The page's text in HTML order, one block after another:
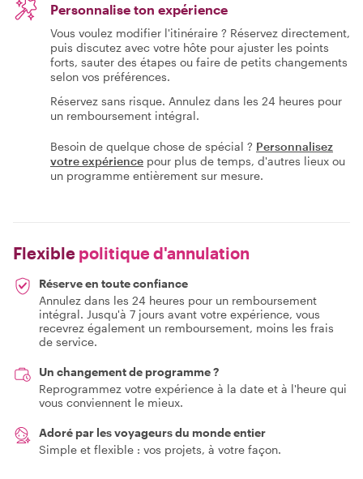
Personnalise ton expérience
Vous voulez modifier l'itinéraire ? Réservez directement,
puis discutez avec votre hôte pour ajuster les points
forts, sauter des étapes ou faire de petits changements
selon vos préférences.
Réservez sans risque. Annulez dans les 24 heures pour
un remboursement intégral.
Besoin de quelque chose de spécial ? Personnalisez
votre expérience pour plus de temps, d'autres lieux ou
un programme entièrement sur mesure.
Flexible politique d'annulation
Réserve en toute confiance
Annulez dans les 24 heures pour un remboursement
intégral. Jusqu'à 7 jours avant votre expérience, vous
recevrez également un remboursement, moins les frais
de service.
Un changement de programme ?
Reprogrammez votre expérience à la date et à l'heure qui
vous conviennent le mieux.
Adoré par les voyageurs du monde entier
Simple et flexible : vos projets, à votre façon.